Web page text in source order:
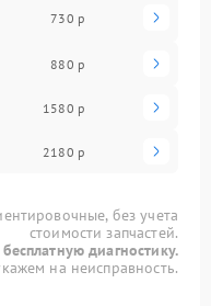
730 р
880 р
1580 р
2180 р
без учета
стоимости запчастей.
диагностику.
на неисправность.